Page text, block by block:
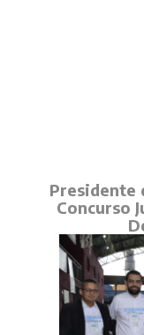
Presidente
Concurso